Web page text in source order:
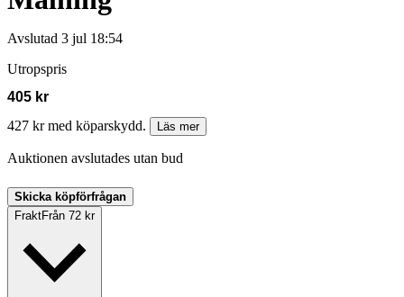
Avslutad 3 jul 18:54
Utropspris
405 kr
427 kr med köparskydd.
Läs mer
Auktionen avslutades utan bud
Skicka köpförfrågan
FraktFrån 72 kr